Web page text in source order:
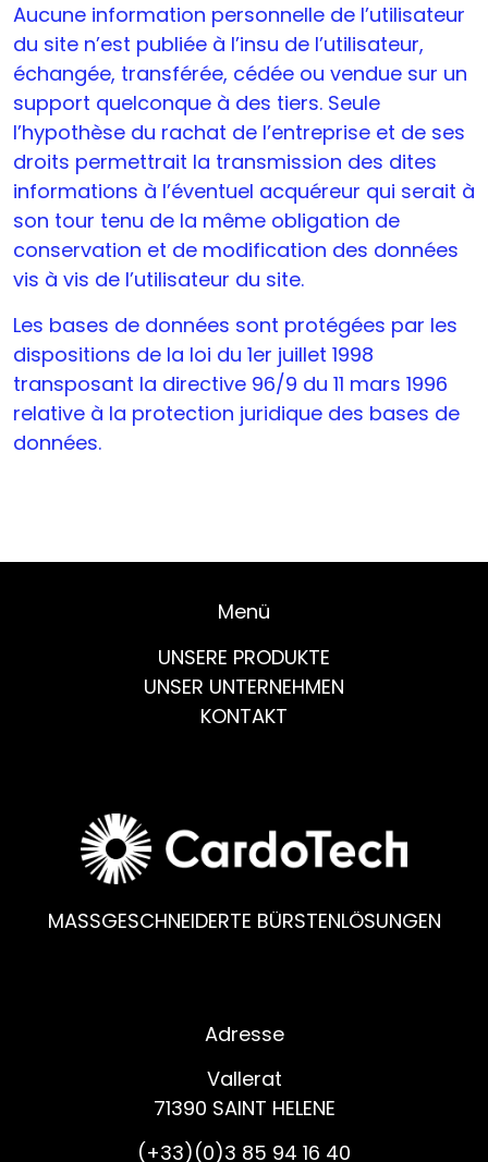
Aucune information personnelle de l’utilisateur
du site n’est publiée à l’insu de l’utilisateur,
échangée, transférée, cédée ou vendue sur un
support quelconque à des tiers. Seule
l’hypothèse du rachat de l’entreprise et de ses
droits permettrait la transmission des dites
informations à l’éventuel acquéreur qui serait à
son tour tenu de la même obligation de
conservation et de modification des données
vis à vis de l’utilisateur du site.
Les bases de données sont protégées par les
dispositions de la loi du 1er juillet 1998
transposant la directive 96/9 du 11 mars 1996
relative à la protection juridique des bases de
données.
Menü
UNSERE PRODUKTE
UNSER UNTERNEHMEN
KONTAKT
MASSGESCHNEIDERTE BÜRSTENLÖSUNGEN
Adresse
Vallerat
71390 SAINT HELENE
(+33)(0)3 85 94 16 40